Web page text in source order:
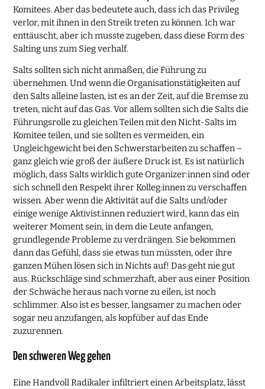
Komitees. Aber das bedeutete auch, dass ich das Privileg
verlor, mit ihnen in den Streik treten zu können. Ich war
enttäuscht, aber ich musste zugeben, dass diese Form des
Salting uns zum Sieg verhalf.
Salts sollten sich nicht anmaßen, die Führung zu
übernehmen. Und wenn die Organisationstätigkeiten auf
den Salts alleine lasten, ist es an der Zeit, auf die Bremse zu
treten, nicht auf das Gas. Vor allem sollten sich die Salts die
Führungsrolle zu gleichen Teilen mit den Nicht-Salts im
Komitee teilen, und sie sollten es vermeiden, ein
Ungleichgewicht bei den Schwerstarbeiten zu schaffen –
ganz gleich wie groß der äußere Druck ist. Es ist natürlich
möglich, dass Salts wirklich gute Organizer:innen sind oder
sich schnell den Respekt ihrer Kolleg:innen zu verschaffen
wissen. Aber wenn die Aktivität auf die Salts und/oder
einige wenige Aktivist:innen reduziert wird, kann das ein
weiterer Moment sein, in dem die Leute anfangen,
grundlegende Probleme zu verdrängen. Sie bekommen
dann das Gefühl, dass sie etwas tun müssten, oder ihre
ganzen Mühen lösen sich in Nichts auf! Das geht nie gut
aus. Rückschläge sind schmerzhaft, aber aus einer Position
der Schwäche heraus nach vorne zu eilen, ist noch
schlimmer. Also ist es besser, langsamer zu machen oder
sogar neu anzufangen, als kopfüber auf das Ende
zuzurennen.
Den schweren Weg gehen
Eine Handvoll Radikaler infiltriert einen Arbeitsplatz, lässt